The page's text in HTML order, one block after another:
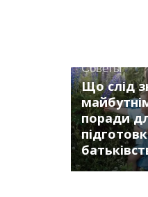
Советы
Що слід
поради